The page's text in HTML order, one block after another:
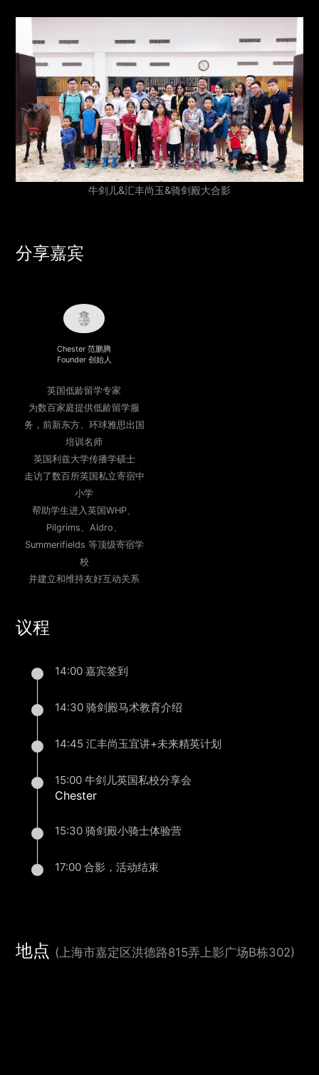
牛剑儿&汇丰尚玉&骑剑殿大合影
分享嘉宾
Chester 范鹏腾
Founder 创始人
英国低龄留学专家
为数百家庭提供低龄留学服
务，前新东方、环球雅思出国
培训名师
英国利兹大学传播学硕士
走访了数百所英国私立寄宿中
小学
帮助学生进入英国WHP、
Pilgrims、Aldro、
Summerifields 等顶级寄宿学
校
并建立和维持友好互动关系
议程
14:00 嘉宾签到
14:30 骑剑殿马术教育介绍
14:45 汇丰尚玉宜讲+未来精英计划
15:00 牛剑儿英国私校分享会
Chester
15:30 骑剑殿小骑士体验营
17:00 合影，活动结束
地点 (上海市嘉定区洪德路815弄上影广场B栋302)